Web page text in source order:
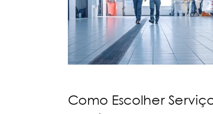
Como Escolher